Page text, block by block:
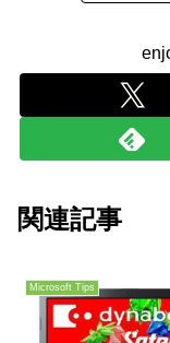
関連記事
Microsoft Tips